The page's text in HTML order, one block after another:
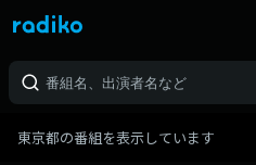
東京都の番組を表示しています